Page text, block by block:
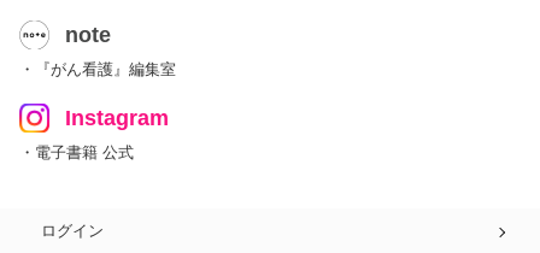
note
・『がん看護』編集室
Instagram
・電子書籍 公式
ログイン